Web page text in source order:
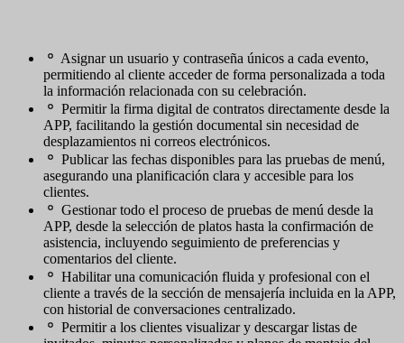
Asignar un usuario y contraseña únicos a cada evento,
permitiendo al cliente acceder de forma personalizada a toda
la información relacionada con su celebración.
Permitir la firma digital de contratos directamente desde la
APP, facilitando la gestión documental sin necesidad de
desplazamientos ni correos electrónicos.
Publicar las fechas disponibles para las pruebas de menú,
asegurando una planificación clara y accesible para los
clientes.
Gestionar todo el proceso de pruebas de menú desde la
APP, desde la selección de platos hasta la confirmación de
asistencia, incluyendo seguimiento de preferencias y
comentarios del cliente.
Habilitar una comunicación fluida y profesional con el
cliente a través de la sección de mensajería incluida en la APP,
con historial de conversaciones centralizado.
Permitir a los clientes visualizar y descargar listas de